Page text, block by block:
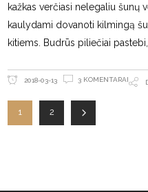
kažkas verčiasi nelegaliu šunų
kaulydami dovanoti kilmingą
kitiems. Budrūs piliečiai
2018-03-13 3 KOMENTARAI
1 2